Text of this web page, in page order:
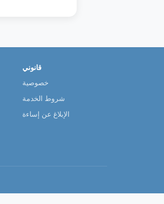
قانوني
خصوصية
شروط الخدمة
الإبلاغ عن إساءة